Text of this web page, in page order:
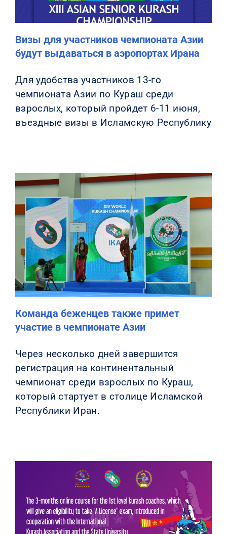
Визы для участников чемпионата Азии
будут выдаваться в аэропортах Ирана
Для удобства участников 13-го
чемпионата Азии по Кураш среди
взрослых, который пройдет 6-11 июня,
въездные визы в Исламскую Республику
Команда беженцев также примет
участие в чемпионате Азии
Через несколько дней завершится
регистрация на континентальный
чемпионат среди взрослых по Кураш,
который стартует в столице Исламской
Республики Иран.